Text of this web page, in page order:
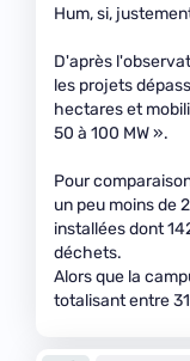
Hum, si,
D'après
les projets
hectares et
50 à 100 MW ».
Pour
un peu moins de
installées dont
déchets.
Alors que la
totalisant entre